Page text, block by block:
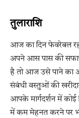
तुलाराशि
आज का दिन फेवरेबल
अपने आस पास की
है तो आज उसे पाने का
संबंधी वस्तुओं की
आपके मार्गदर्शन में
में कम मेहनत करने पर